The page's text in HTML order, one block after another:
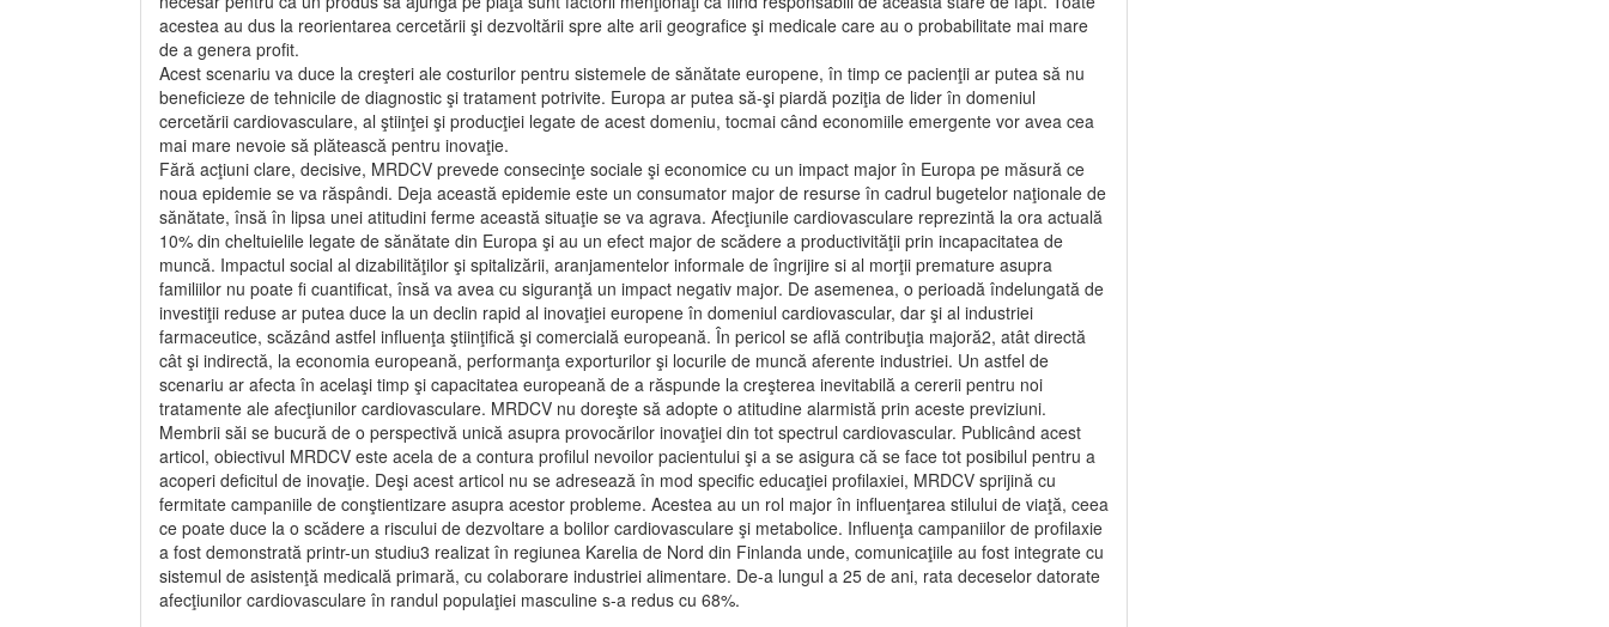
acestea au dus la reorientarea cercetării şi dezvoltării spre alte arii geografice şi medicale care au o probabilitate mai mare
de a genera profit.
Acest scenariu va duce la creşteri ale costurilor pentru sistemele de sănătate europene, în timp ce pacienţii ar putea să nu
beneficieze de tehnicile de diagnostic şi tratament potrivite. Europa ar putea să-şi piardă poziţia de lider în domeniul
cercetării cardiovasculare, al ştiinţei şi producţiei legate de acest domeniu, tocmai când economiile emergente vor avea cea
mai mare nevoie să plătească pentru inovaţie.
Fără acţiuni clare, decisive, MRDCV prevede conse­cinţe sociale şi economice cu un impact major în Europa pe măsură ce
noua epidemie se va răspândi. Deja această epidemie este un consumator major de resurse în cadrul bugetelor naţionale de
sănătate, însă în lipsa unei atitudini ferme această situaţie se va agrava. Afecţiunile cardiovasculare reprezintă la ora actuală
10% din cheltuielile legate de sănătate din Europa şi au un efect major de scădere a productivităţii prin incapacitatea de
muncă. Impactul social al dizabilităţilor şi spitalizării, aranjamentelor informale de îngrijire si al morţii premature asupra
familiilor nu poate fi cuantificat, însă va avea cu siguranţă un impact negativ major. De asemenea, o perioadă îndelungată de
investiţii reduse ar putea duce la un declin rapid al inovaţiei europene în domeniul cardiovascular, dar şi al industriei
farmaceutice, scăzând astfel influenţa ştiinţifică şi comercială europeană. În pericol se află contribuţia majoră2, atât directă
cât şi indirectă, la economia europeană, performanţa exporturilor şi locurile de muncă aferente industriei. Un astfel de
scenariu ar afecta în acelaşi timp şi capacitatea europeană de a răspunde la creşterea ine­vi­tabilă a cererii pentru noi
tratamente ale afecţiuni­lor cardiovasculare. MRDCV nu doreşte să adopte o atitudine alarmistă prin aceste previziuni.
Membrii săi se bucură de o perspectivă unică asupra provocărilor ino­vaţiei din tot spectrul cardiovascular. Publicând acest
articol, obiectivul MRDCV este acela de a contura profilul nevoilor pacientului şi a se asigura că se face tot posibilul pentru a
acoperi deficitul de inovaţie. Deşi acest articol nu se adresează în mod specific educaţiei pro­filaxiei, MRDCV sprijină cu
fermitate campaniile de conştientizare asupra acestor probleme. Acestea au un rol major în influenţarea stilului de viaţă, ceea
ce poate duce la o scădere a riscului de dezvoltare a bolilor cardiovasculare şi metabolice. Influenţa campaniilor de profilaxie
a fost demonstrată printr-un studiu3 reali­zat în regiunea Karelia de Nord din Finlanda unde, comu­nicaţiile au fost integrate cu
sistemul de asistenţă medicală primară, cu colaborare industriei alimentare. De-a lungul a 25 de ani, rata deceselor datorate
afecţiunilor cardiovasculare în randul populaţiei masculine s-a redus cu 68%.